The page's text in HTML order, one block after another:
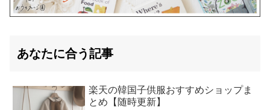
あなたに合う記事
楽天の韓国子供服おすすめショップま
とめ【随時更新】